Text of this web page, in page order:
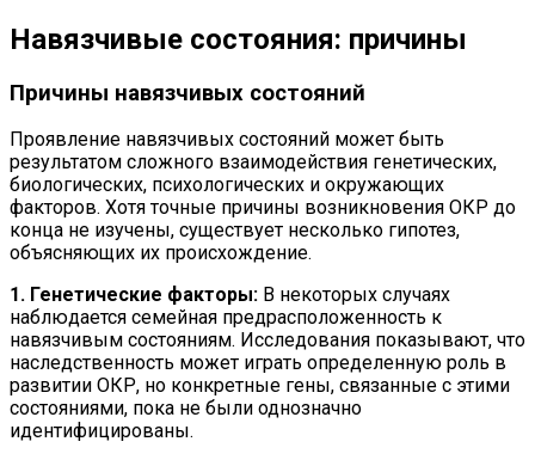
Навязчивые состояния: причины
Причины навязчивых состояний
Проявление навязчивых состояний может быть
результатом сложного взаимодействия генетических,
биологических, психологических и окружающих
факторов. Хотя точные причины возникновения ОКР до
конца не изучены, существует несколько гипотез,
объясняющих их происхождение.
1. Генетические факторы: В некоторых случаях
наблюдается семейная предрасположенность к
навязчивым состояниям. Исследования показывают, что
наследственность может играть определенную роль в
развитии ОКР, но конкретные гены, связанные с этими
состояниями, пока не были однозначно
идентифицированы.